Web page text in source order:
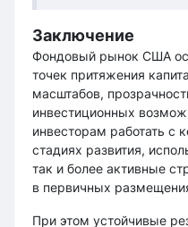
Заключение
Фондовый рынок США
точек притяжения
масштабов,
инвестиционных
инвесторам работать с
стадиях развития,
так и более активные
в первичных
При этом устойчивые